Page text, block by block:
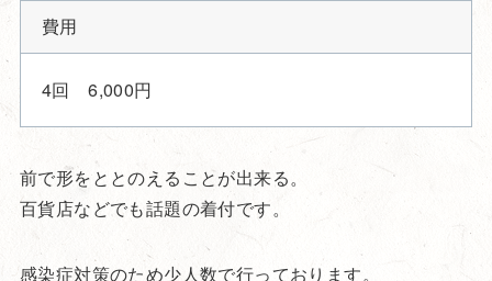
費用
4回 6,000円
前で形をととのえることが出来る。
百貨店などでも話題の着付です。
感染症対策のため少人数で行っております。